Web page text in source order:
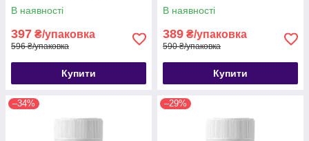
В наявності
397 ₴/упаковка
596 ₴/упаковка
Купити
В наявності
389 ₴/упаковка
590 ₴/упаковка
Купити
–34% –29%